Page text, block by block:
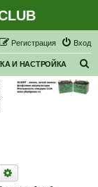
Вход
Регистрация
И НАСТРОЙКА
Поиск